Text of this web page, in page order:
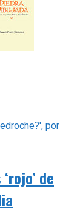
de